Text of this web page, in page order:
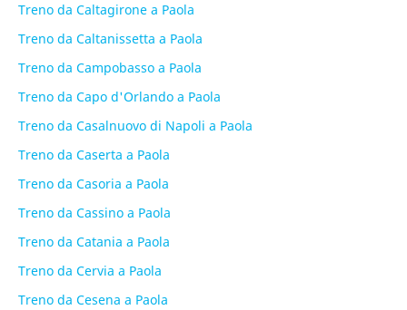
Treno da Caltagirone a Paola
Treno da Caltanissetta a Paola
Treno da Campobasso a Paola
Treno da Capo d'Orlando a Paola
Treno da Casalnuovo di Napoli a Paola
Treno da Caserta a Paola
Treno da Casoria a Paola
Treno da Cassino a Paola
Treno da Catania a Paola
Treno da Cervia a Paola
Treno da Cesena a Paola